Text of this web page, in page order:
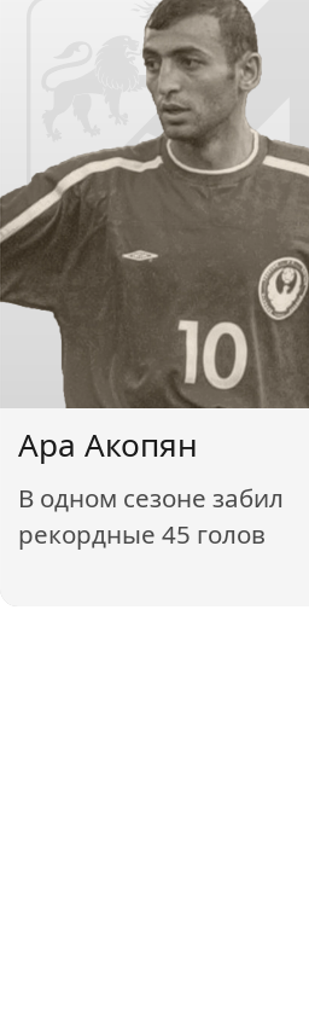
Ара Акопян
В одном сезоне забил
рекордные 45 голов